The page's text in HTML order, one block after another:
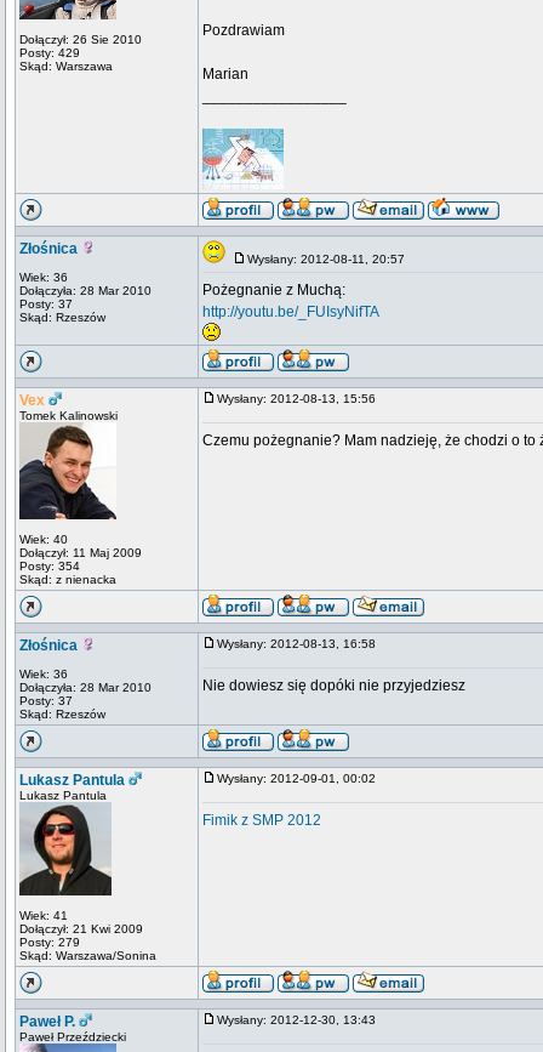
Dołączył: 26 Sie 2010
Posty: 429
Skąd: Warszawa
Pozdrawiam
Marian
Złośnica
Wiek: 36
Dołączyła: 28 Mar 2010
Posty: 37
Skąd: Rzeszów
Wysłany: 2012-08-11, 20:57
Pożegnanie z Muchą:
http://youtu.be/_FUIsyNifTA
Vex
Tomek Kalinowski
Wiek: 40
Dołączył: 11 Maj 2009
Posty: 354
Skąd: z nienacka
Wysłany: 2012-08-13, 15:56
Czemu pożegnanie? Mam nadzieję, że chodzi o to
Złośnica
Wiek: 36
Dołączyła: 28 Mar 2010
Posty: 37
Skąd: Rzeszów
Wysłany: 2012-08-13, 16:58
Nie dowiesz się dopóki nie przyjedziesz
Lukasz Pantula
Lukasz Pantula
Wiek: 41
Dołączył: 21 Kwi 2009
Posty: 279
Skąd: Warszawa/Sonina
Wysłany: 2012-09-01, 00:02
Fimik z SMP 2012
Paweł P.
Paweł Przeździecki
Wysłany: 2012-12-30, 13:43